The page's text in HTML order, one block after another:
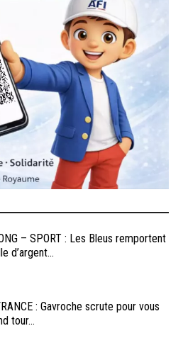
– SPORT : Les Bleus remportent
d’argent...
: Gavroche scrute pour vous
tour...